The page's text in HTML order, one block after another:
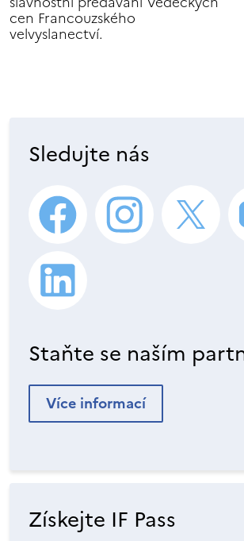
cen Francouzského
velvyslanectví.
Sledujte nás
Staňte se naším
Více informací
Získejte IF Pass